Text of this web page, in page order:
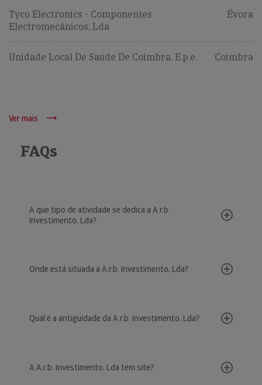
Tyco Electronics - Componentes
Electromecânicos, Lda
Évora
Unidade Local De Saúde De Coimbra, E.p.e. Coimbra
Ver mais
FAQs
A que tipo de atividade se dedica a A.r.b.
Investimento, Lda?
Onde está situada a A.r.b. Investimento, Lda?
Qual é a antiguidade da A.r.b. Investimento, Lda?
A A.r.b. Investimento, Lda tem site?